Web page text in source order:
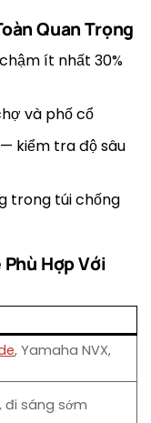
Quan Trọng
ít nhất 30%
và phố cổ
kiểm tra độ sâu
trong túi chống
Hợp Với
, Yamaha NVX,
đi sáng sớm